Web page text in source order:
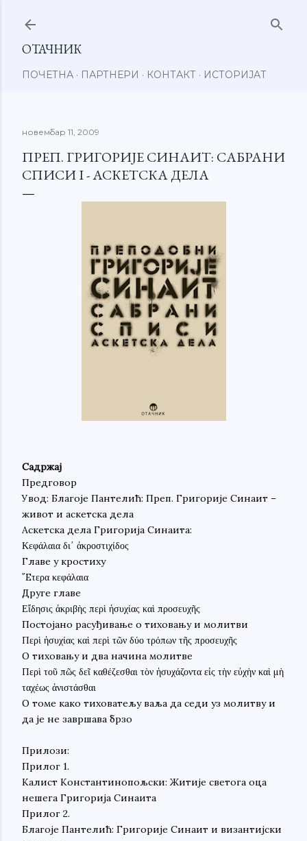
ОТАЧНИК
ПОЧЕТНА ПАРТНЕРИ КОНТАКТ ИСТОРИЈАТ
новембар 11, 2009
ПРЕП. ГРИГОРИЈЕ СИНАИТ: САБРАНИ
СПИСИ I - АСКЕТСКА ДЕЛА
Садржај
Предговор
Увод: Благоје Пантелић: Преп. Григорије Синаит –
живот и аскетска дела
Аскетска дела Григорија Синаита:
Κεφάλαια δι᾽ ἀκροστιχίδος
Главе у кростиху
῞Eτερα κεφάλαια
Друге главе
Εἴδησις ἀκριβὴς περὶ ἡσυχίας καὶ προσευχῆς
Постојано расуђивање о тиховању и молитви
Περὶ ἡσυχίας καὶ περὶ τῶν δύο τρόπων τῆς προσευχῆς
О тиховању и два начина молитве
Περὶ τοῦ πῶς δεῖ καθέζεσθαι τὸν ἡσυχάζοντα εἰς τὴν εὐχὴν καὶ μὴ
ταχέως ἀνιστάσθαι
О томе како тиховатељу ваља да седи уз молитву и
да је не завршава брзо
Прилози:
Прилог 1.
Калист Константинопољски: Житије светога оца
нешега Григорија Синаита
Прилог 2.
Благоје Пантелић: Григорије Синаит и византијски